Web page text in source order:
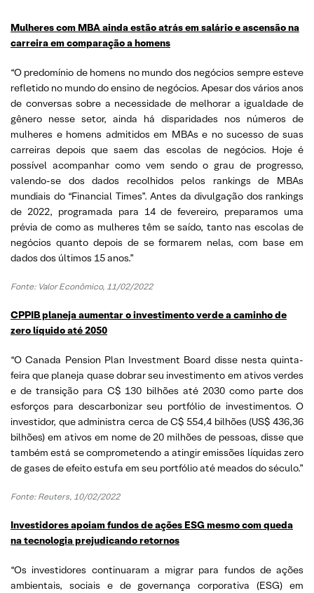
Mulheres com MBA ainda estão atrás em salário e ascensão na
carreira em comparação a homens
“O predomínio de homens no mundo dos negócios sempre esteve
refletido no mundo do ensino de negócios. Apesar dos vários anos
de conversas sobre a necessidade de melhorar a igualdade de
gênero nesse setor, ainda há disparidades nos números de
mulheres e homens admitidos em MBAs e no sucesso de suas
carreiras depois que saem das escolas de negócios. Hoje é
possível acompanhar como vem sendo o grau de progresso,
valendo-se dos dados recolhidos pelos rankings de MBAs
mundiais do “Financial Times”. Antes da divulgação dos rankings
de 2022, programada para 14 de fevereiro, preparamos uma
prévia de como as mulheres têm se saído, tanto nas escolas de
negócios quanto depois de se formarem nelas, com base em
dados dos últimos 15 anos.”
Fonte: Valor Econômico, 11/02/2022
CPPIB planeja aumentar o investimento verde a caminho de
zero líquido até 2050
“O Canada Pension Plan Investment Board disse nesta quinta-
feira que planeja quase dobrar seu investimento em ativos verdes
e de transição para C$ 130 bilhões até 2030 como parte dos
esforços para descarbonizar seu portfólio de investimentos. O
investidor, que administra cerca de C$ 554,4 bilhões (US$ 436,36
bilhões) em ativos em nome de 20 milhões de pessoas, disse que
também está se comprometendo a atingir emissões líquidas zero
de gases de efeito estufa em seu portfólio até meados do século.”
Fonte: Reuters, 10/02/2022
Investidores apoiam fundos de ações ESG mesmo com queda
na tecnologia prejudicando retornos
“Os investidores continuaram a migrar para fundos de ações
ambientais, sociais e de governança corporativa (ESG) em